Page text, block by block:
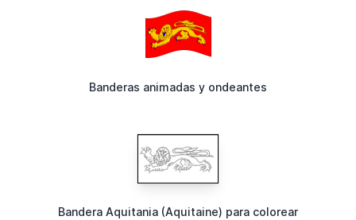
Banderas animadas y ondeantes
Bandera Aquitania (Aquitaine) para colorear